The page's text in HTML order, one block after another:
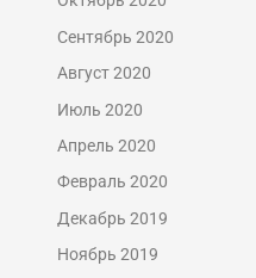
Сентябрь 2020
Август 2020
Июль 2020
Апрель 2020
Февраль 2020
Декабрь 2019
Ноябрь 2019